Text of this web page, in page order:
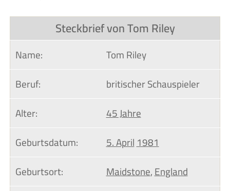
Steckbrief von Tom Riley
Name:
Tom Riley
Beruf:
britischer Schauspieler
Alter:
45 Jahre
Geburtsdatum:
5. April1981
Geburtsort:
Maidstone,England